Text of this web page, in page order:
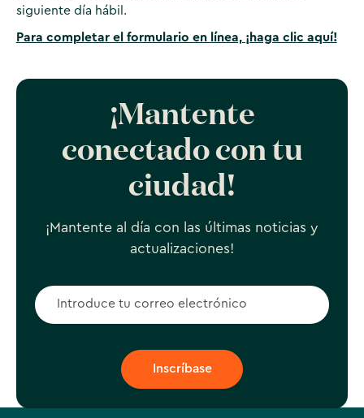
siguiente día hábil.
Para completar el formulario en línea, ¡haga clic aquí!
¡Mantente
conectado con tu
ciudad!
¡Mantente al día con las últimas noticias y
actualizaciones!